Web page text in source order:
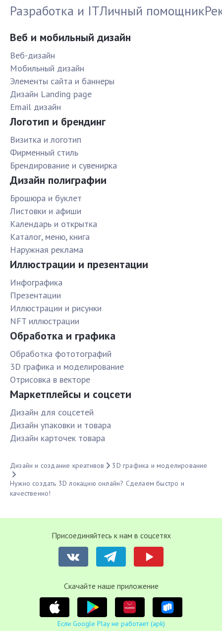
Разработка и ITЛичный помощник
Веб и мобильный дизайн
Веб-дизайн
Мобильный дизайн
Элементы сайта и баннеры
Дизайн Landing page
Email дизайн
Логотип и брендинг
Визитка и логотип
Фирменный стиль
Брендирование и сувенирка
Дизайн полиграфии
Брошюра и буклет
Листовки и афиши
Календарь и открытка
Каталог, меню, книга
Наружная реклама
Иллюстрации и презентации
Инфографика
Презентации
Иллюстрации и рисунки
NFT иллюстрации
Обработка и графика
Обработка фототографий
3D графика и моделирование
Отрисовка в векторе
Маркетплейсы и соцсети
Дизайн для соцсетей
Дизайн упаковки и товара
Дизайн карточек товара
Дизайн и создание креативов
3D графика и моделирование
Нужно создать 3D локацию онлайн? Сделаем быстро и
качественно!
Присоединяйтесь к нам в соцсетях
Cкачайте наше приложение
Если Google Play не работает (apk)